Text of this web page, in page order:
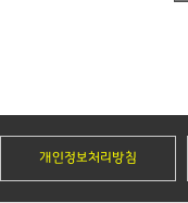
개인정보처리방침